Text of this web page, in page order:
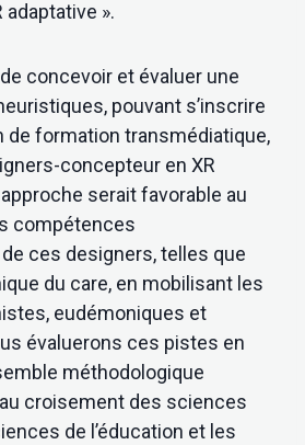
adaptative ».
concevoir et évaluer une
pouvant s’inscrire
de formation transmédiatique,
concepteur en XR
serait favorable au
compétences
ces designers, telles que
du care, en mobilisant les
eudémoniques et
évaluerons ces pistes en
méthodologique
croisement des sciences
de l’éducation et les